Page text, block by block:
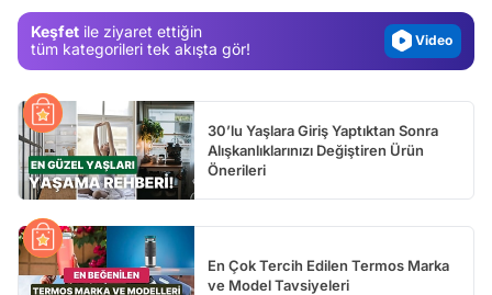
Keşfet ile ziyaret ettiğin
tüm kategorileri tek akışta gör!
Video
30’lu Yaşlara Giriş Yaptıktan Sonra
Alışkanlıklarınızı Değiştiren Ürün
Önerileri
En Çok Tercih Edilen Termos Marka
ve Model Tavsiyeleri